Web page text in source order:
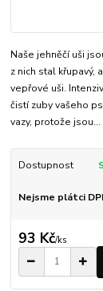
Naše jehněčí uši
z nich stal křupavý,
vepřové uši.
čistí zuby vašeho
vazy, protože jsou...
Dostupnost
Nejsme plátci
93 Kč/ks